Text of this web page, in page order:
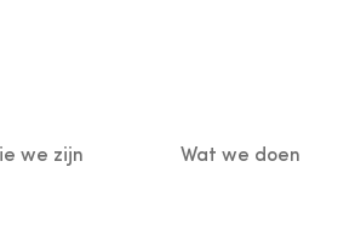
we zijn Wat we doen